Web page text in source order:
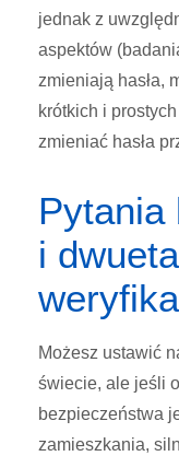
jednak z
aspektów
zmieniają hasła,
krótkich i
zmieniać hasła
Pytania
i
Możesz ustawić
świecie, ale jeśli
bezpieczeństwa
zamieszkania,